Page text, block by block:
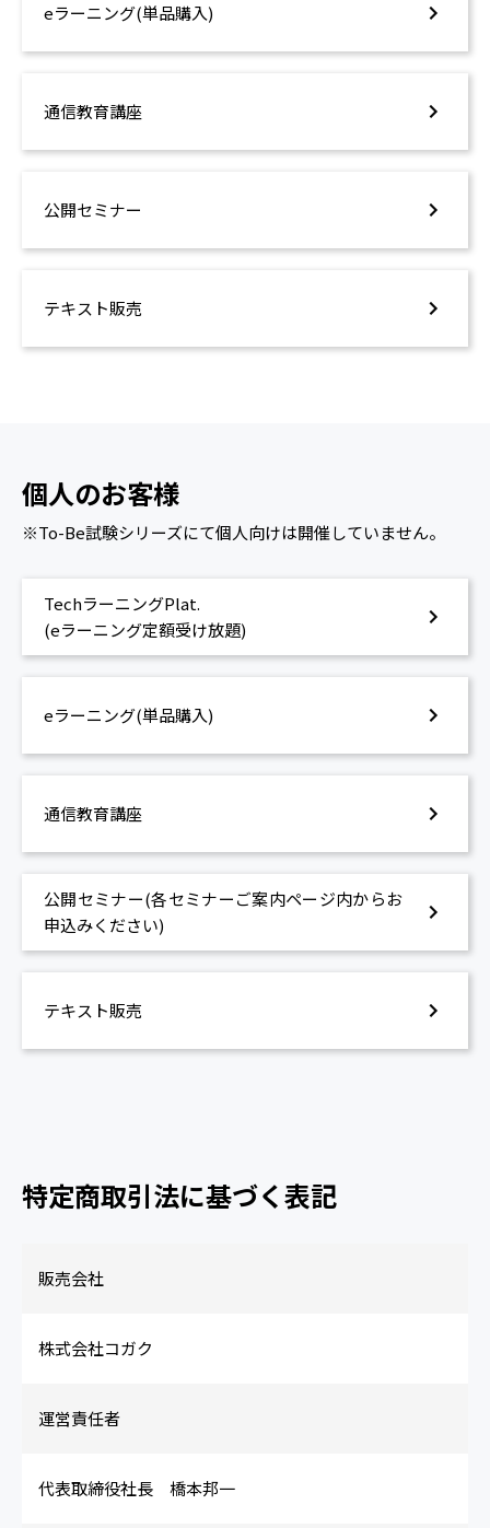
eラーニング(単品購入)
通信教育講座
公開セミナー
テキスト販売
個人のお客様
※To-Be試験シリーズにて個人向けは開催していません。
TechラーニングPlat.
(eラーニング定額受け放題)
eラーニング(単品購入)
通信教育講座
公開セミナー(各セミナーご案内ページ内からお
申込みください)
テキスト販売
特定商取引法に基づく表記
販売会社
株式会社コガク
運営責任者
代表取締役社長 橋本邦一